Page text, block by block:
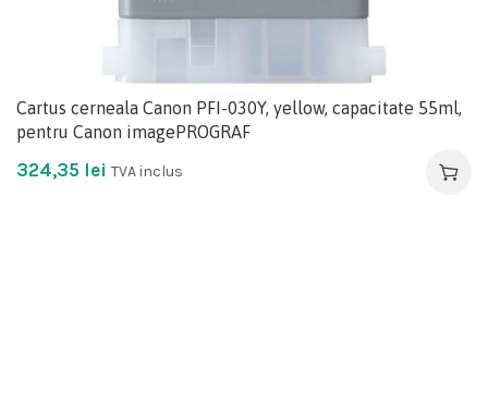
Cartus cerneala Canon PFI-030Y, yellow, capacitate 55ml,
pentru Canon imagePROGRAF
324,35 lei TVA inclus